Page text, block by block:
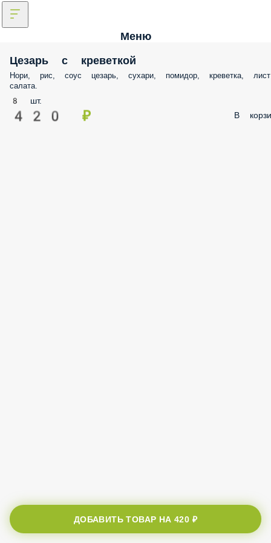
Меню
Цезарь с креветкой
Нори, рис, соус цезарь, сухари, помидор, креветка, лист салата.
8 шт.
420 ₽
ДОБАВИТЬ ТОВАР НА420 ₽